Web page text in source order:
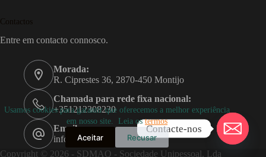
Usamos cookies para garantir que oferecemos a melhor experiência
em nosso site. Leia ostermos
Aceitar Recusar
Contactos
Entre em contacto connosco.
Morada:
R. Ciprestes 36, 2870-450 Montijo
Chamada para rede fixa nacional:
+351212308230
Email:
info@sdmaq.pt
Copyright © 2026 - SDMAQ - Sociedade Unipessoal, Lda
Contacte-nos